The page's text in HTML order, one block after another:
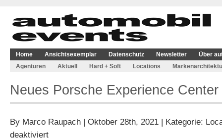
Home Ansichtsexemplar Datenschutz Newsletter
Über
Agenturen
Aktuell Hard + Soft Locations
Neues Porsche Experience
By Marco Raupach | Oktober 28th, 2021 | Kategorie:
deaktiviertfür